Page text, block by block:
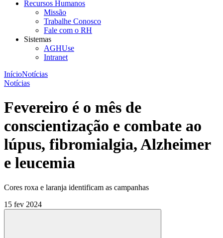
Recursos Humanos
Missão
Trabalhe Conosco
Fale com o RH
Sistemas
AGHUse
Intranet
InícioNotícias
Notícias
Fevereiro é o mês de
conscientização e combate ao
lúpus, fibromialgia, Alzheimer
e leucemia
Cores roxa e laranja identificam as campanhas
15 fev 2024